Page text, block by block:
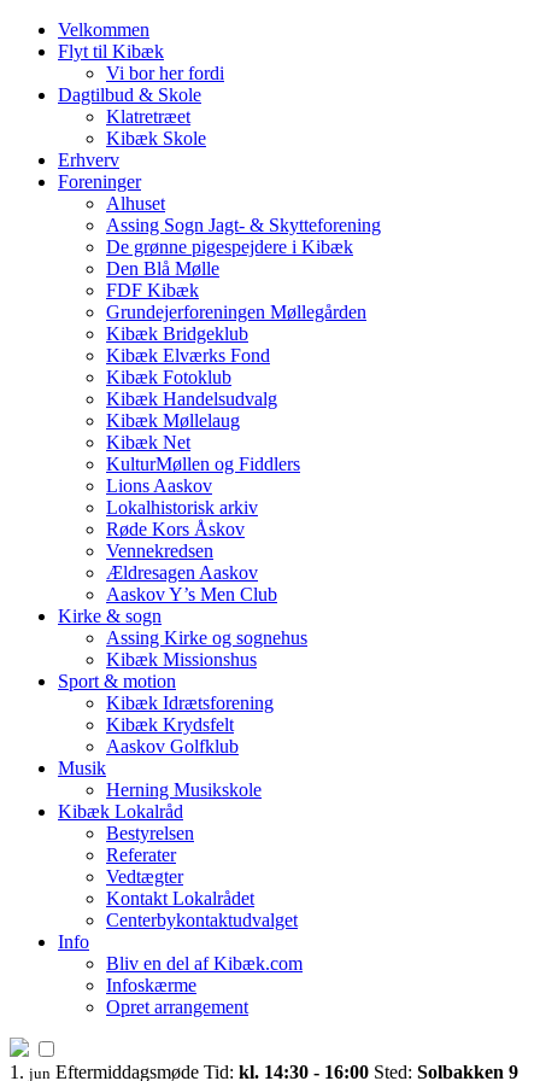
Velkommen
Flyt til Kibæk
Vi bor her fordi
Dagtilbud & Skole
Klatretræet
Kibæk Skole
Erhverv
Foreninger
Alhuset
Assing Sogn Jagt- & Skytteforening
De grønne pigespejdere i Kibæk
Den Blå Mølle
FDF Kibæk
Grundejerforeningen Møllegården
Kibæk Bridgeklub
Kibæk Elværks Fond
Kibæk Fotoklub
Kibæk Handelsudvalg
Kibæk Møllelaug
Kibæk Net
KulturMøllen og Fiddlers
Lions Aaskov
Lokalhistorisk arkiv
Røde Kors Åskov
Vennekredsen
Ældresagen Aaskov
Aaskov Y’s Men Club
Kirke & sogn
Assing Kirke og sognehus
Kibæk Missionshus
Sport & motion
Kibæk Idrætsforening
Kibæk Krydsfelt
Aaskov Golfklub
Musik
Herning Musikskole
Kibæk Lokalråd
Bestyrelsen
Referater
Vedtægter
Kontakt Lokalrådet
Centerbykontaktudvalget
Info
Bliv en del af Kibæk.com
Infoskærme
Opret arrangement
1. jun Eftermiddagsmøde Tid: kl. 14:30 - 16:00 Sted: Solbakken 9